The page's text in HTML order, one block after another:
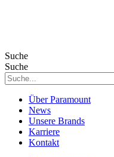
Suche
Suche
Über Paramount
News
Unsere Brands
Karriere
Kontakt